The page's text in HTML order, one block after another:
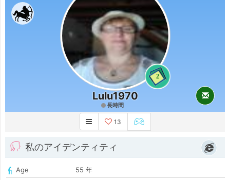
2
Lulu1970
長時間
13
私のアイデンティティ
Age
55 年